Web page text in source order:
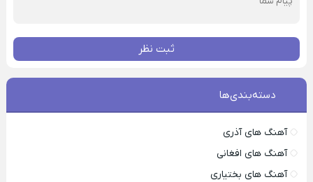
ثبت نظر
دسته‌بندی‌ها
آهنگ های آذری
آهنگ های افغانی
آهنگ های بختیاری